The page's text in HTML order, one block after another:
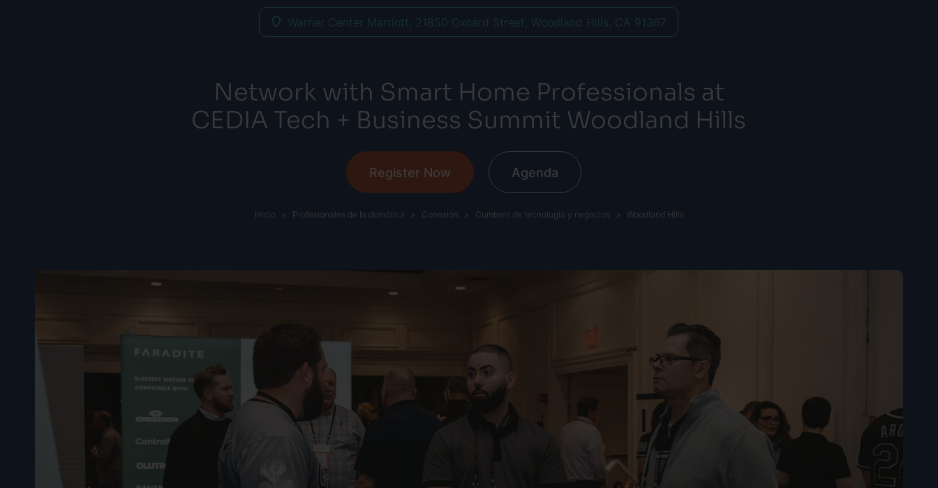
Warner Center Marriott, 21850 Oxnard Street, Woodland Hills, CA 91367
Network with Smart Home Professionals at
CEDIA Tech + Business Summit Woodland Hills
Register Now Agenda
Inicio Profesionales de la domótica Conexión Cumbres de tecnología y negocios Woodland Hills